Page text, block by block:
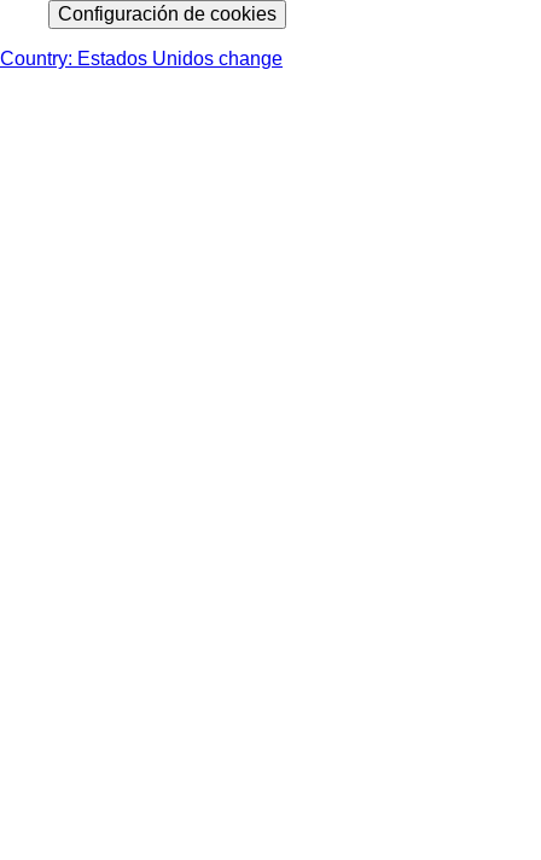
Configuración de cookies
Country: Estados Unidos change